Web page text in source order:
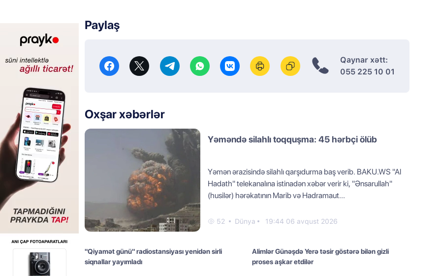
Paylaş
Qaynar xətt:
055 225 10 01
Oxşar xəbərlər
Yəməndə silahlı toqquşma: 45 hərbçi ölüb
Yəmən ərazisində silahlı qarşıdurma baş verib. BAKU.WS "Al
Hadath" telekanalına istinadən xəbər verir ki, "Ənsarullah"
(husilər) hərəkatının Marib və Hadramaut...
52 Dünya 19:44 06 avqust 2026
"Qiyamət günü" radiostansiyası yenidən sirli
siqnallar yayımladı
Alimlər Günəşdə Yerə təsir göstərə bilən gizli
proses aşkar etdilər